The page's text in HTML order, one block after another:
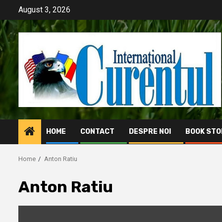
content
August 3, 2026
HOME CONTACT DESPRE NOI BOOK
Home Anton Ratiu
Anton Ratiu